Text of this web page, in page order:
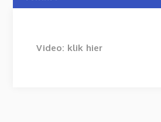
Video: klik hier